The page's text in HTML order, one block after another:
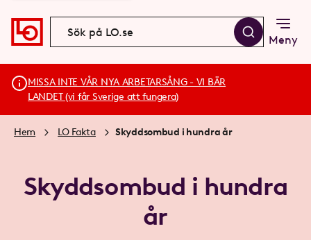
Meny
MISSA INTE VÅR NYA ARBETARSÅNG - VI BÄR
LANDET (vi får Sverige att fungera)
Hem LO Fakta Skyddsombud i hundra år
Skyddsombud i hundra
år